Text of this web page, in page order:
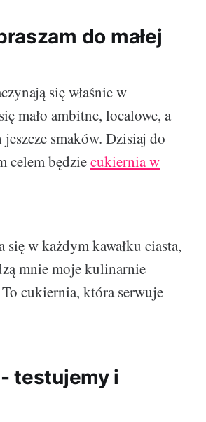
do małej
się właśnie w
mało ambitne, localowe, a
smaków. Dzisiaj do
celem będziecukiernia w
w każdym kawałku ciasta,
mnie moje kulinarnie
cukiernia, która serwuje
testujemy i